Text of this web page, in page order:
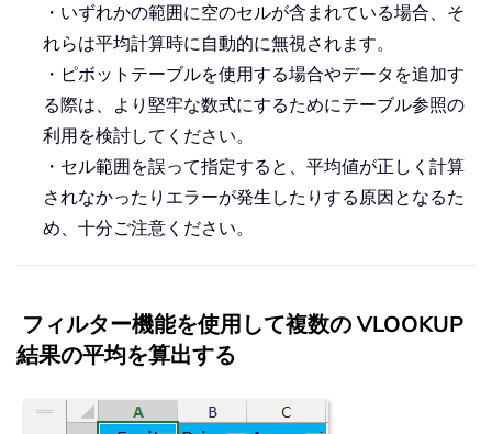
・いずれかの範囲に空のセルが含まれている場合、そ
れらは平均計算時に自動的に無視されます。
・ピボットテーブルを使用する場合やデータを追加す
る際は、より堅牢な数式にするためにテーブル参照の
利用を検討してください。
・セル範囲を誤って指定すると、平均値が正しく計算
されなかったりエラーが発生したりする原因となるた
め、十分ご注意ください。
フィルター機能を使用して複数の VLOOKUP
結果の平均を算出する